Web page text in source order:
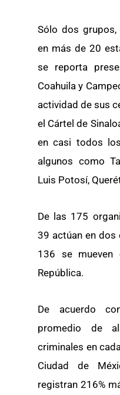
Sólo dos
en más de 20
se reporta
Coahuila y
actividad de sus
el Cártel de
en casi todos
algunos como
Luis Potosí,
De las 175
39 actúan en
136 se
República.
De acuerdo
promedio de
criminales en
Ciudad de
registran 216%